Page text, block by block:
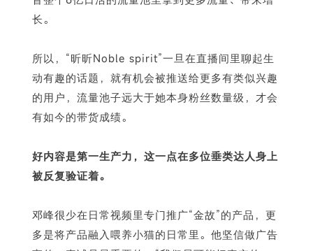
长。
所以，“昕昕Noble spirit”一旦在直播间里聊起生
动有趣的话题，就有机会被推送给更多有类似兴趣
的用户，流量池子远大于她本身粉丝数量级，才会
有如今的带货成绩。
好内容是第一生产力，这一点在多位垂类达人身上
被反复验证着。
邓峰很少在日常视频里专门推广“金故”的产品，更
多是将产品融入喂养小猫的日常里。他坚信做广告